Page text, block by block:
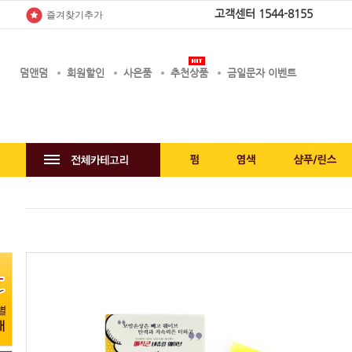
즐겨찾기추가 고객센터 1544-8155
덤앤덤 회원할인 사은품 추천상품 금일문자 이벤트